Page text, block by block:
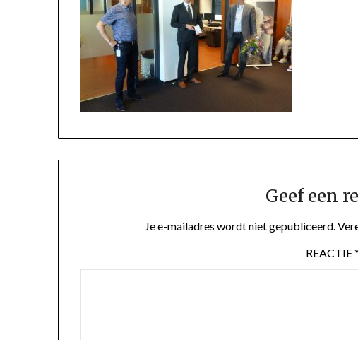
Geef een
Je e-mailadres wordt niet gepubliceerd.
REACTIE*